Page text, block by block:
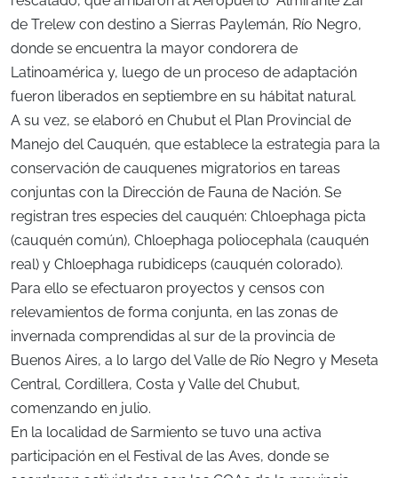
de Trelew con destino a Sierras Paylemán, Río Negro,
donde se encuentra la mayor condorera de
Latinoamérica y, luego de un proceso de adaptación
fueron liberados en septiembre en su hábitat natural.
A su vez, se elaboró en Chubut el Plan Provincial de
Manejo del Cauquén, que establece la estrategia para la
conservación de cauquenes migratorios en tareas
conjuntas con la Dirección de Fauna de Nación. Se
registran tres especies del cauquén: Chloephaga picta
(cauquén común), Chloephaga poliocephala (cauquén
real) y Chloephaga rubidiceps (cauquén colorado).
Para ello se efectuaron proyectos y censos con
relevamientos de forma conjunta, en las zonas de
invernada comprendidas al sur de la provincia de
Buenos Aires, a lo largo del Valle de Río Negro y Meseta
Central, Cordillera, Costa y Valle del Chubut,
comenzando en julio.
En la localidad de Sarmiento se tuvo una activa
participación en el Festival de las Aves, donde se